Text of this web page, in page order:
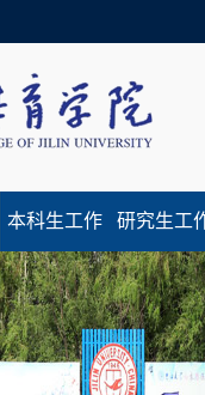
本科生工作 研究生工